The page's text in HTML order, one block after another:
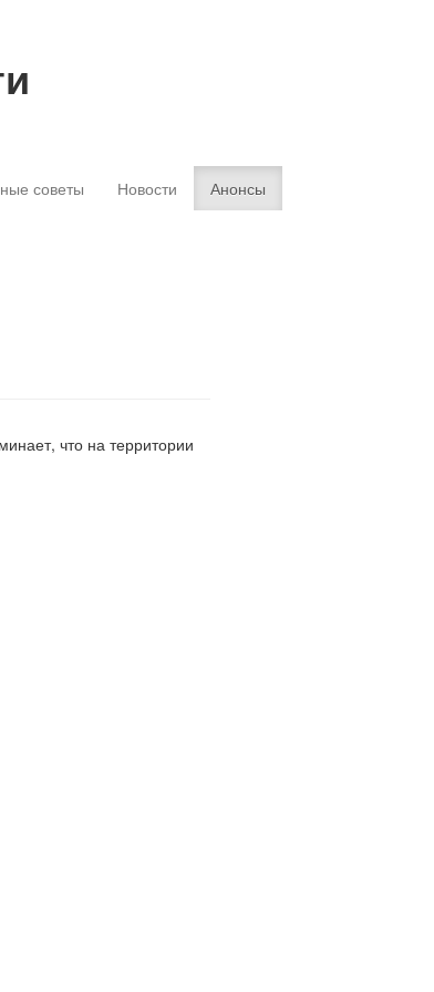
советы Новости
Анонсы
что на территории